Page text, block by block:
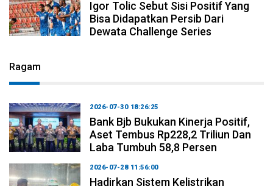
Igor Tolic Sebut Sisi Positif Yang
Bisa Didapatkan Persib Dari
Dewata Challenge Series
Ragam
2026-07-30 18:26:25
Bank Bjb Bukukan Kinerja Positif,
Aset Tembus Rp228,2 Triliun Dan
Laba Tumbuh 58,8 Persen
2026-07-28 11:56:00
Hadirkan Sistem Kelistrikan